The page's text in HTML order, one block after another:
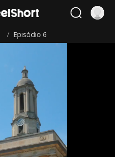
/ Episódio 6